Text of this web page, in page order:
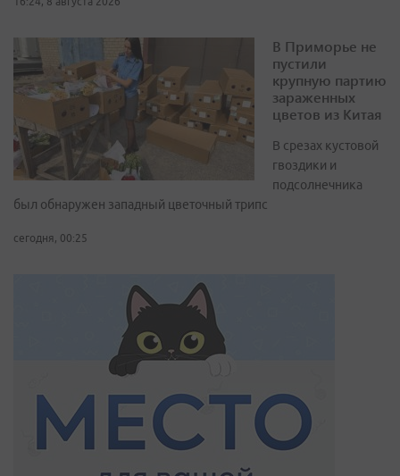
В Приморье не
пустили
крупную партию
зараженных
цветов из Китая
В срезах кустовой
гвоздики и
подсолнечника
был обнаружен западный цветочный трипс
сегодня, 00:25